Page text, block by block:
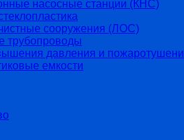
насосные станции (КНС)
сооружения (ЛОС)
трубопроводы​
давления и
емкости